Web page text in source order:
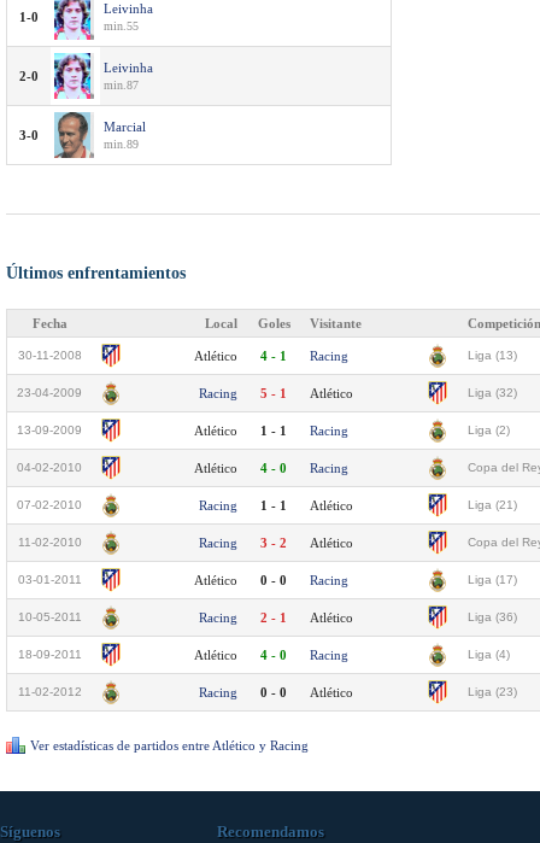
1-0
Leivinha
min.55
2-0
Leivinha
min.87
3-0
Marcial
min.89
Últimos enfrentamientos
Fecha Local Goles Visitante Competición
30-11-2008 Atlético 4 - 1 Racing Liga (13)
23-04-2009 Racing 5 - 1 Atlético Liga (32)
13-09-2009 Atlético 1 - 1 Racing Liga (2)
04-02-2010 Atlético 4 - 0 Racing Copa del
07-02-2010 Racing 1 - 1 Atlético Liga (21)
11-02-2010 Racing 3 - 2 Atlético Copa del
03-01-2011 Atlético 0 - 0 Racing Liga (17)
10-05-2011 Racing 2 - 1 Atlético Liga (36)
18-09-2011 Atlético 4 - 0 Racing Liga (4)
11-02-2012 Racing 0 - 0 Atlético Liga (23)
Ver estadísticas de partidos entre Atlético y Racing
Síguenos Recomendamos